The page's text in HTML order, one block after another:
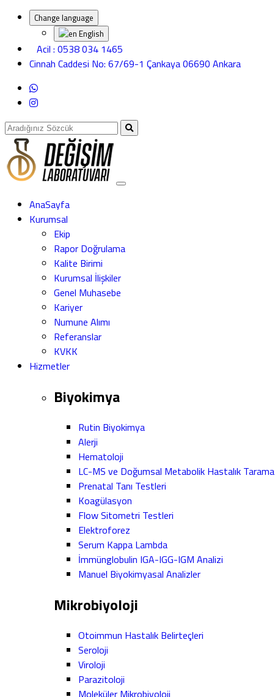
Change language
English
Acil : 0538 034 1465
Cinnah Caddesi No: 67/69-1 Çankaya 06690 Ankara
AnaSayfa
Kurumsal
Ekip
Rapor Doğrulama
Kalite Birimi
Kurumsal İlişkiler
Genel Muhasebe
Kariyer
Numune Alımı
Referanslar
KVKK
Hizmetler
Biyokimya
Rutin Biyokimya
Alerji
Hematoloji
LC-MS ve Doğumsal Metabolik Hastalık Tarama
Prenatal Tanı Testleri
Koagülasyon
Flow Sitometri Testleri
Elektroforez
Serum Kappa Lambda
İmmünglobulin IGA-IGG-IGM Analizi
Manuel Biyokimyasal Analizler
Mikrobiyoloji
Otoimmun Hastalık Belirteçleri
Seroloji
Viroloji
Parazitoloji
Moleküler Mikrobiyoloji